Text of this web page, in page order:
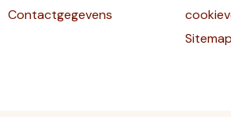
Contactgegevens
Sitemap